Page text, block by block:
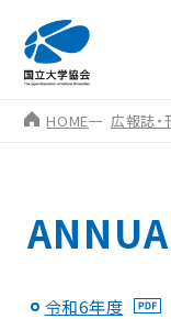
HOME 広報誌・
令和6年度